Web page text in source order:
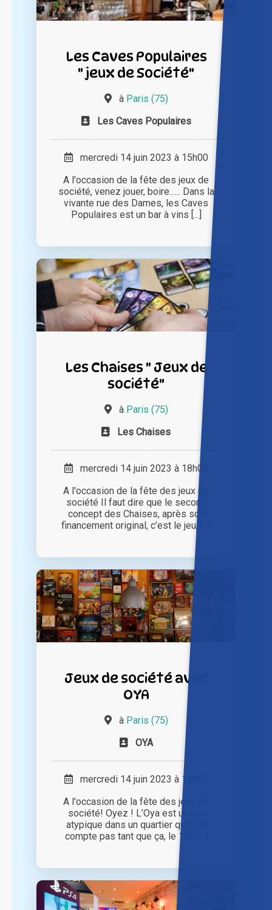
Les Caves Populaires
" jeux de Société"
à Paris (75)
Les Caves Populaires
mercredi 14 juin 2023 à 15h00
A l'occasion de la fête des jeux de
société, venez jouer, boire...... Dans la
vivante rue des Dames, les Caves
Populaires est un bar à vins [...]
Les Chaises " Jeux de
société"
à Paris (75)
Les Chaises
mercredi 14 juin 2023 à 18h00
A l'occasion de la fête des jeux de
société Il faut dire que le second
concept des Chaises, après son
financement original, c’est le jeu, [...]
Jeux de société avec
OYA
à Paris (75)
OYA
mercredi 14 juin 2023 à 14h00
A l'occasion de la fête des jeux de
société! Oyez ! L’Oya est un bar
atypique dans un quartier qui n’en
compte pas tant que ça, le 13e [...]